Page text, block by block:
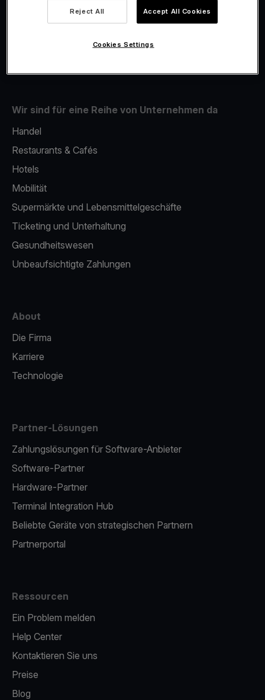
Fiskalisierung
Wir sind für eine Reihe von Unternehmen da
Handel
Restaurants & Cafés
Hotels
Mobilität
Supermärkte und Lebensmittelgeschäfte
Ticketing und Unterhaltung
Gesundheitswesen
Unbeaufsichtigte Zahlungen
About
Die Firma
Karriere
Technologie
Partner-Lösungen
Zahlungslösungen für Software-Anbieter
Software-Partner
Hardware-Partner
Terminal Integration Hub
Beliebte Geräte von strategischen Partnern
Partnerportal
Ressourcen
Ein Problem melden
Help Center
Kontaktieren Sie uns
Preise
Blog
Reject All Accept All Cookies
Cookies Settings